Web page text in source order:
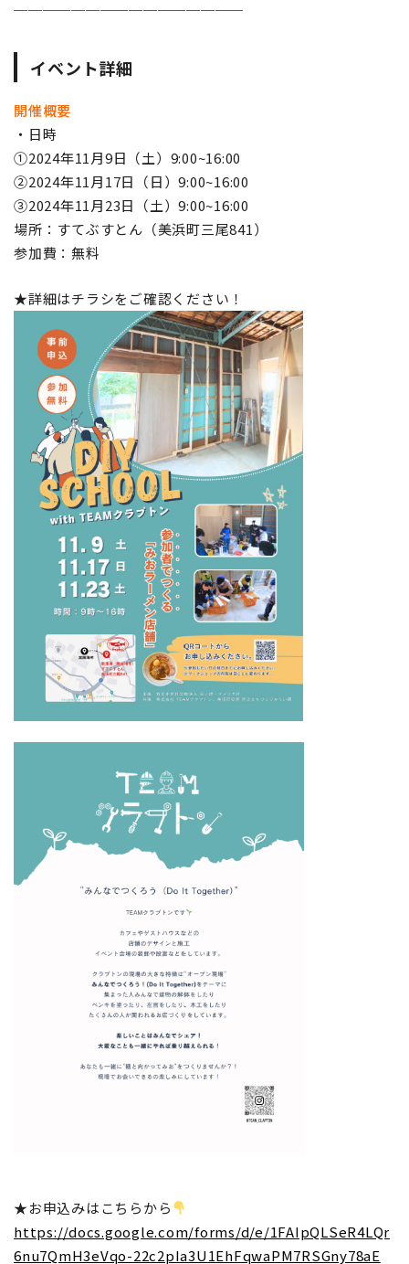
────────────────
イベント詳細
開催概要
・日時
①2024年11月9日（土）9:00~16:00
②2024年11月17日（日）9:00~16:00
③2024年11月23日（土）9:00~16:00
場所：すてぶすとん（美浜町三尾841）
参加費：無料
★詳細はチラシをご確認ください！
★お申込みはこちらから
https://docs.google.com/forms/d/e/1FAIpQLSeR4LQr
6nu7QmH3eVqo-22c2pIa3U1EhFqwaPM7RSGny78aE